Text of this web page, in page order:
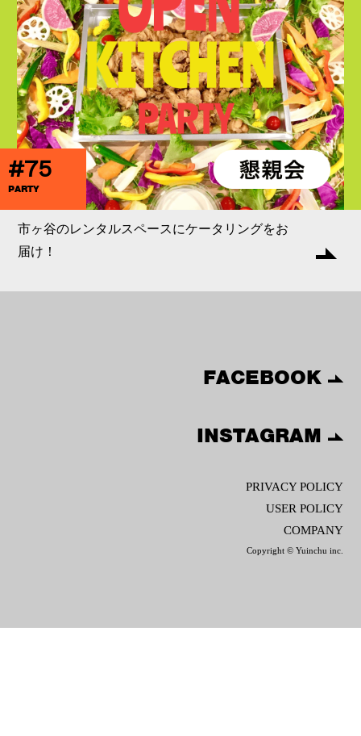
#75
PARTY
市ヶ谷のレンタルスペースにケータリングをお
届け！
FACEBOOK
INSTAGRAM
PRIVACY POLICY
USER POLICY
COMPANY
Copyright © Yuinchu inc.